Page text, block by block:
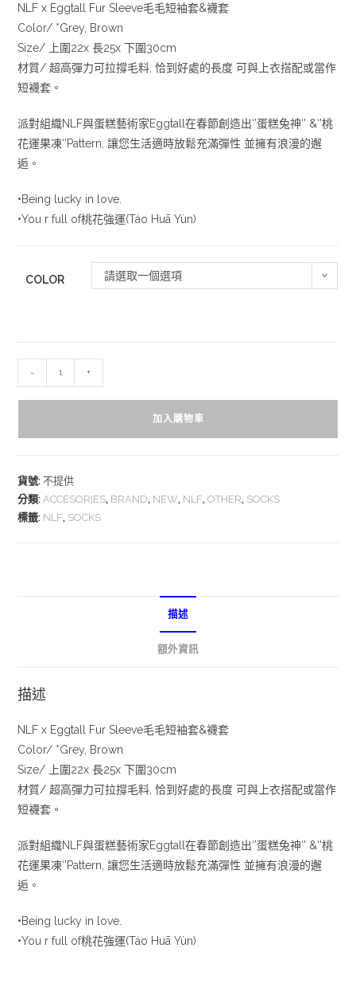
NLF x Eggtall Fur Sleeve毛毛短袖套&襪套
Color/ *Grey, Brown
Size/ 上圍22x 長25x 下圍30cm
材質/ 超高彈力可拉撐毛料, 恰到好處的長度 可與上衣搭配或當作
短襪套。
派對組織NLF與蛋糕藝術家Eggtall在春節創造出‘’蛋糕兔神‘’ &‘’桃
花運果凍‘’Pattern, 讓您生活適時放鬆充滿彈性 並擁有浪漫的邂
逅。
•Being lucky in love.
•You r full of桃花強運(Táo Huā Yùn)
COLOR 請選取一個選項
- +
加入購物車
貨號:不提供
分類: ACCESORIES, BRAND, NEW, NLF,OTHER, SOCKS
標籤: NLF, SOCKS
描述
額外資訊
描述
NLF x Eggtall Fur Sleeve毛毛短袖套&襪套
Color/ *Grey, Brown
Size/ 上圍22x 長25x 下圍30cm
材質/ 超高彈力可拉撐毛料, 恰到好處的長度 可與上衣搭配或當作
短襪套。
派對組織NLF與蛋糕藝術家Eggtall在春節創造出‘’蛋糕兔神‘’ &‘’桃
花運果凍‘’Pattern, 讓您生活適時放鬆充滿彈性 並擁有浪漫的邂
逅。
•Being lucky in love.
•You r full of桃花強運(Táo Huā Yùn)